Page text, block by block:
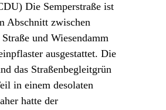
Die Semperstraße ist
Abschnitt zwischen
und Wiesendamm
ausgestattet. Die
das Straßenbegleitgrün
in einem desolaten
hatte der